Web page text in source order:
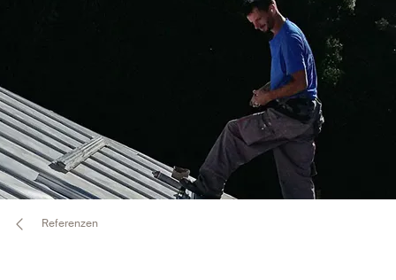
Referenzen